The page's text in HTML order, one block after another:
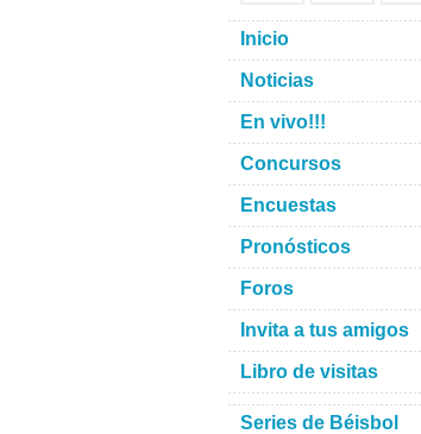
Inicio
Noticias
En vivo!!!
Concursos
Encuestas
Pronósticos
Foros
Invita a tus amigos
Libro de visitas
Series de Béisbol